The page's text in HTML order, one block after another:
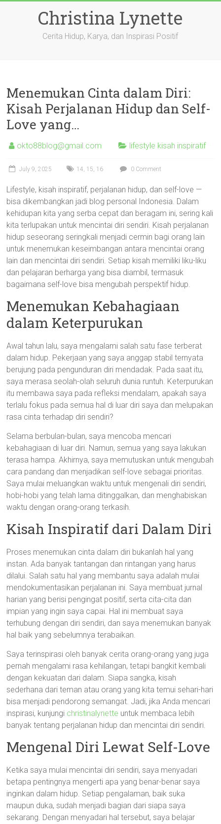
Christina Lynette
Cerita Hidup, Karya, dan Inspirasi Positif
Menemukan Cinta dalam Diri:
Kisah Perjalanan Hidup dan Self-
Love yang…
okto88blog@gmail.com lifestyle kisah inspiratif
July 9, 2025 14, 15, 16 0 Comment
Lifestyle, kisah inspiratif, perjalanan hidup, dan self-love —
bisa dikembangkan jadi blog personal Indonesia. Dalam
kehidupan kita yang serba cepat dan beragam ini, sering kali
kita terlupakan untuk mencintai diri sendiri. Kisah perjalanan
hidup seseorang seringkali menjadi cermin bagi orang lain
untuk menemukan keseimbangan antara mencintai orang
lain dan mencintai diri sendiri. Setiap kisah memiliki liku-liku
dan pelajaran berharga yang bisa diambil, termasuk
bagaimana self-love bisa mengubah perspektif hidup.
Menemukan Kebahagiaan
dalam Keterpurukan
Awal tahun lalu, saya mengalami salah satu fase terberat
dalam hidup. Pekerjaan yang saya anggap stabil ternyata
berujung pada pengunduran diri mendadak. Pada saat itu,
saya merasa seolah-olah seluruh dunia runtuh. Keterpurukan
itu membawa saya pada refleksi mendalam, apakah saya
terlalu fokus pada semua hal di luar diri saya dan melupakan
rasa cinta terhadap diri sendiri?
Selama berbulan-bulan, saya mencoba mencari
kebahagiaan di luar diri. Namun, semua yang saya lakukan
terasa hampa. Akhirnya, saya memutuskan untuk mengubah
cara pandang dan menjadikan self-love sebagai prioritas.
Saya mulai meluangkan waktu untuk mengenali diri sendiri,
hobi-hobi yang telah lama ditinggalkan, dan menghabiskan
waktu dengan orang-orang terkasih.
Kisah Inspiratif dari Dalam Diri
Proses menemukan cinta dalam diri bukanlah hal yang
instan. Ada banyak tantangan dan rintangan yang harus
dilalui. Salah satu hal yang membantu saya adalah mulai
mendokumentasikan perjalanan ini. Saya membuat jurnal
harian yang berisi pengingat positif, serta cita-cita dan
impian yang ingin saya capai. Hal ini membuat saya
terhubung dengan diri sendiri, dan saya menemukan banyak
hal baik yang sebelumnya terabaikan.
Saya terinspirasi oleh banyak cerita orang-orang yang juga
pernah mengalami rasa kehilangan, tetapi bangkit kembali
dengan kekuatan dari dalam. Siapa sangka, kisah
sederhana dari teman atau orang yang kita temui sehari-hari
bisa menjadi pendorong semangat. Jadi, jika Anda mencari
inspirasi, kunjungi christinalynette untuk membaca lebih
banyak tentang perjalanan hidup dan mencintai diri sendiri.
Mengenal Diri Lewat Self-Love
Ketika saya mulai mencintai diri sendiri, saya menyadari
betapa pentingnya mengerti apa yang benar-benar saya
inginkan dalam hidup. Setiap pengalaman, baik suka
maupun duka, sudah menjadi bagian dari siapa saya
sekarang. Dengan menyadari hal tersebut, saya belajar